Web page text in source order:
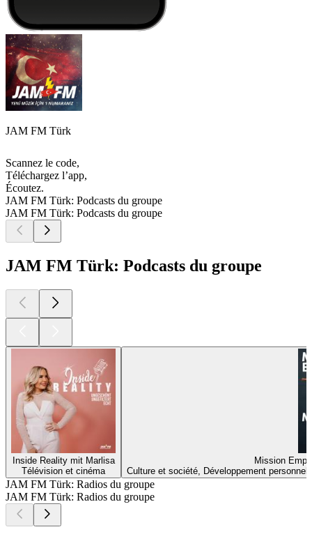
JAM FM Türk
Scannez le code,
Téléchargez l’app,
Écoutez.
JAM FM Türk: Podcasts du groupe
JAM FM Türk: Podcasts du groupe
JAM FM Türk: Podcasts du groupe
Inside Reality mit Marlisa
Télévision et cinéma
Mission
Culture et société, Développement
JAM FM Türk: Radios du groupe
JAM FM Türk: Radios du groupe